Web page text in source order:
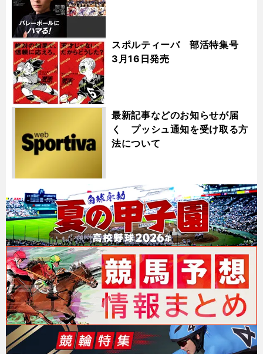
スポルティーバ 部活特集号
3月16日発売
最新記事などのお知らせが届
く プッシュ通知を受け取る方
法について